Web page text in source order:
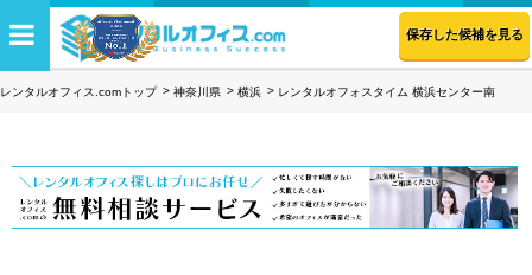
保存した候補を見る
レンタルオフィス.comトップ 神奈川県 横浜 レンタルオフォスタイム 横浜センター南